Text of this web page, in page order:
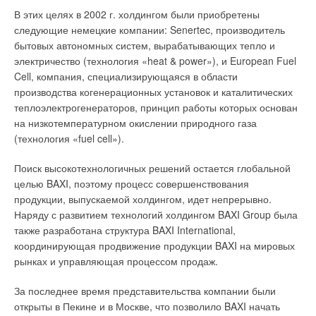
В этих целях в 2002 г. холдингом были приобретены
следующие немецкие компании: Senertec, производитель
бытовых автономных систем, вырабатывающих тепло и
электричество (технология «heat & power»), и European Fuel
Cell, компания, специализирующаяся в области
производства когенерационных установок и каталитических
теплоэлектрогенераторов, принцип работы которых основан
на низкотемпературном окислении природного газа
(технология «fuel cell»).
Поиск высокотехнологичных решений остается глобальной
целью BAXI, поэтому процесс совершенствования
продукции, выпускаемой холдингом, идет непрерывно.
Наряду с развитием технологий холдингом BAXI Group была
также разработана структура BAXI International,
координирующая продвижение продукции BAXI на мировых
рынках и управляющая процессом продаж.
За последнее время представительства компании были
открыты в Пекине и в Москве, что позволило BAXI начать
Уведомления отключены
Комментарии
В этой теме еще нет комментариев
Добавить комментарий
Текст комментария
Ваш E-mail *
Текст комментария
— Для нас очень важна реализация образовательных
программ в рамках «Академии Systemair», где мы проводим
обучение и повышаем квалификацию нашего персонала и
наших партнеров. В Москве обучающие семинары
проводятся практически ежемесячно. На них приглашаются
специалисты по вентиляции, проектированию и монтажу.
Также московское представительство проводит и
региональные семинары в рамках климатических выставок.
Во время нашей последней экспортной конференции в
Швеции мы проводили конкурс на лучший проект по
вентиляции среди наших дистрибьюторов, победителем
которого стала компания Ventrade.
— Что Вы можете сказать о Ваших российских
дистрибьюторах?
другими зарубежными компаниями заключается в наличии